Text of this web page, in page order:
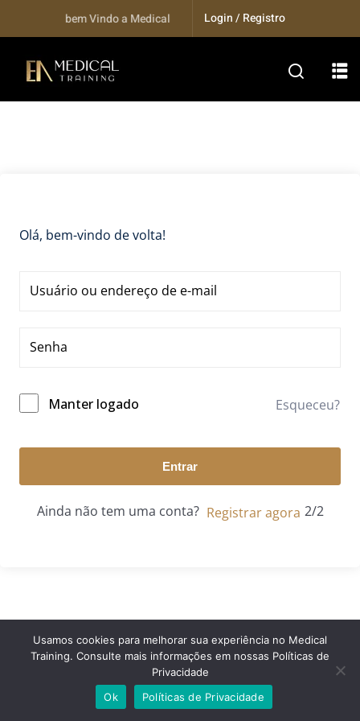
Seja bem Vindo a Medical Training...Login / Registro
Olá, bem-vindo de volta!
Manter logado Esqueceu?
Entrar
Ainda não tem uma conta? Registrar agora
© 2024 Medical Training. Todos os direitos reservados.
Usamos cookies para melhorar sua experiência no Medical
Training. Consulte mais informações em nossas Políticas de
Privacidade
Ok
Políticas de Privacidade